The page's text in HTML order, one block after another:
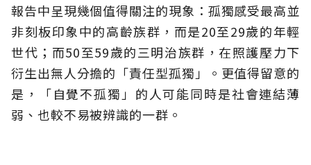
報告中呈現幾個值得關注的現象：孤獨感受最高並
非刻板印象中的高齡族群，而是20至29歲的年輕
世代；而50至59歲的三明治族群，在照護壓力下
衍生出無人分擔的「責任型孤獨」。更值得留意的
是，「自覺不孤獨」的人可能同時是社會連結薄
弱、也較不易被辨識的一群。